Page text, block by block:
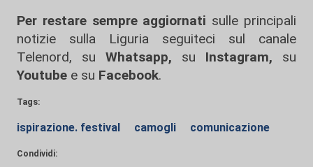
Per restare sempre aggiornati sulle principali
notizie sulla Liguria seguiteci sul canale
Telenord, su
Whatsapp, su Instagram, su
Youtube e su Facebook.
Tags:
ispirazione. festival camogli comunicazione
Condividi: